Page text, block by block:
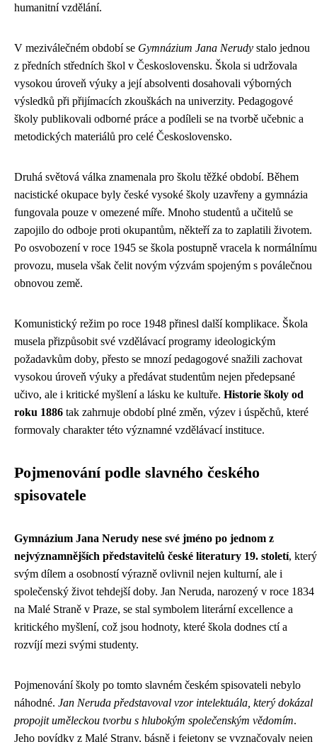
humanitní vzdělání.
V meziválečném období se Gymnázium Jana Nerudy stalo jednou
z předních středních škol v Československu. Škola si udržovala
vysokou úroveň výuky a její absolventi dosahovali výborných
výsledků při přijímacích zkouškách na univerzity. Pedagogové
školy publikovali odborné práce a podíleli se na tvorbě učebnic a
metodických materiálů pro celé Československo.
Druhá světová válka znamenala pro školu těžké období. Během
nacistické okupace byly české vysoké školy uzavřeny a gymnázia
fungovala pouze v omezené míře. Mnoho studentů a učitelů se
zapojilo do odboje proti okupantům, někteří za to zaplatili životem.
Po osvobození v roce 1945 se škola postupně vracela k normálnímu
provozu, musela však čelit novým výzvám spojeným s poválečnou
obnovou země.
Komunistický režim po roce 1948 přinesl další komplikace. Škola
musela přizpůsobit své vzdělávací programy ideologickým
požadavkům doby, přesto se mnozí pedagogové snažili zachovat
vysokou úroveň výuky a předávat studentům nejen předepsané
učivo, ale i kritické myšlení a lásku ke kultuře. Historie školy od
roku 1886 tak zahrnuje období plné změn, výzev i úspěchů, které
formovaly charakter této významné vzdělávací instituce.
Pojmenování podle slavného českého
spisovatele
Gymnázium Jana Nerudy nese své jméno po jednom z
nejvýznamnějších představitelů české literatury 19. století, který
svým dílem a osobností výrazně ovlivnil nejen kulturní, ale i
společenský život tehdejší doby. Jan Neruda, narozený v roce 1834
na Malé Straně v Praze, se stal symbolem literární excellence a
kritického myšlení, což jsou hodnoty, které škola dodnes ctí a
rozvíjí mezi svými studenty.
Pojmenování školy po tomto slavném českém spisovateli nebylo
náhodné. Jan Neruda představoval vzor intelektuála, který dokázal
propojit uměleckou tvorbu s hlubokým společenským vědomím.
Jeho povídky z Malé Strany, básně i fejetony se vyznačovaly nejen